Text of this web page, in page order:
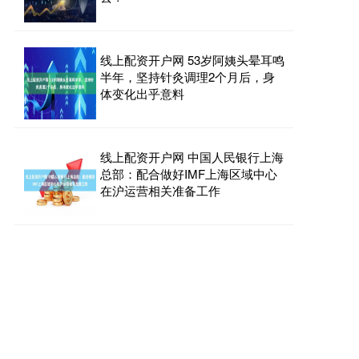
线上配资开户网 53岁阿姨头晕耳鸣
半年，坚持针灸调理2个月后，身
体变化出乎意料
线上配资开户网 中国人民银行上海
总部：配合做好IMF上海区域中心
在沪运营相关准备工作